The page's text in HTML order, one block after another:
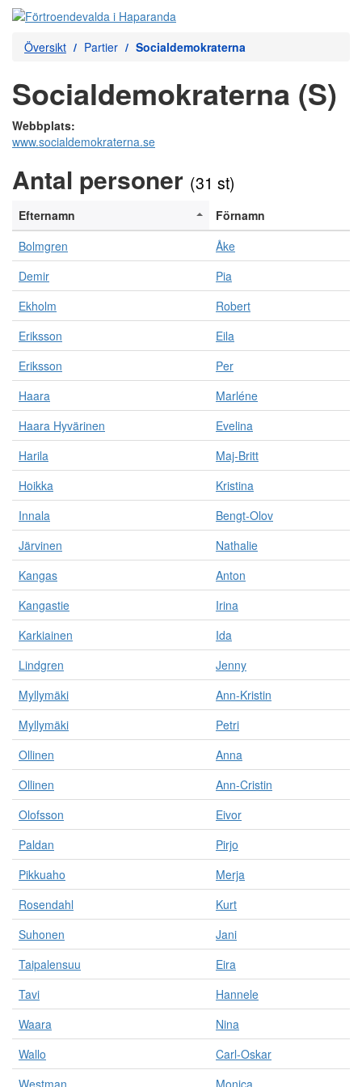
Översikt Partier Socialdemokraterna
Socialdemokraterna (S)
Webbplats:
www.socialdemokraterna.se
Antal personer (31 st)
Efternamn
Förnamn
Bolmgren
Åke
Demir
Pia
Ekholm
Robert
Eriksson
Eila
Eriksson
Per
Haara
Marléne
Haara Hyvärinen
Evelina
Harila
Maj-Britt
Hoikka
Kristina
Innala
Bengt-Olov
Järvinen
Nathalie
Kangas
Anton
Kangastie
Irina
Karkiainen
Ida
Lindgren
Jenny
Myllymäki
Ann-Kristin
Myllymäki
Petri
Ollinen
Anna
Ollinen
Ann-Cristin
Olofsson
Eivor
Paldan
Pirjo
Pikkuaho
Merja
Rosendahl
Kurt
Suhonen
Jani
Taipalensuu
Eira
Tavi
Hannele
Waara
Nina
Wallo
Carl-Oskar
Westman
Monica